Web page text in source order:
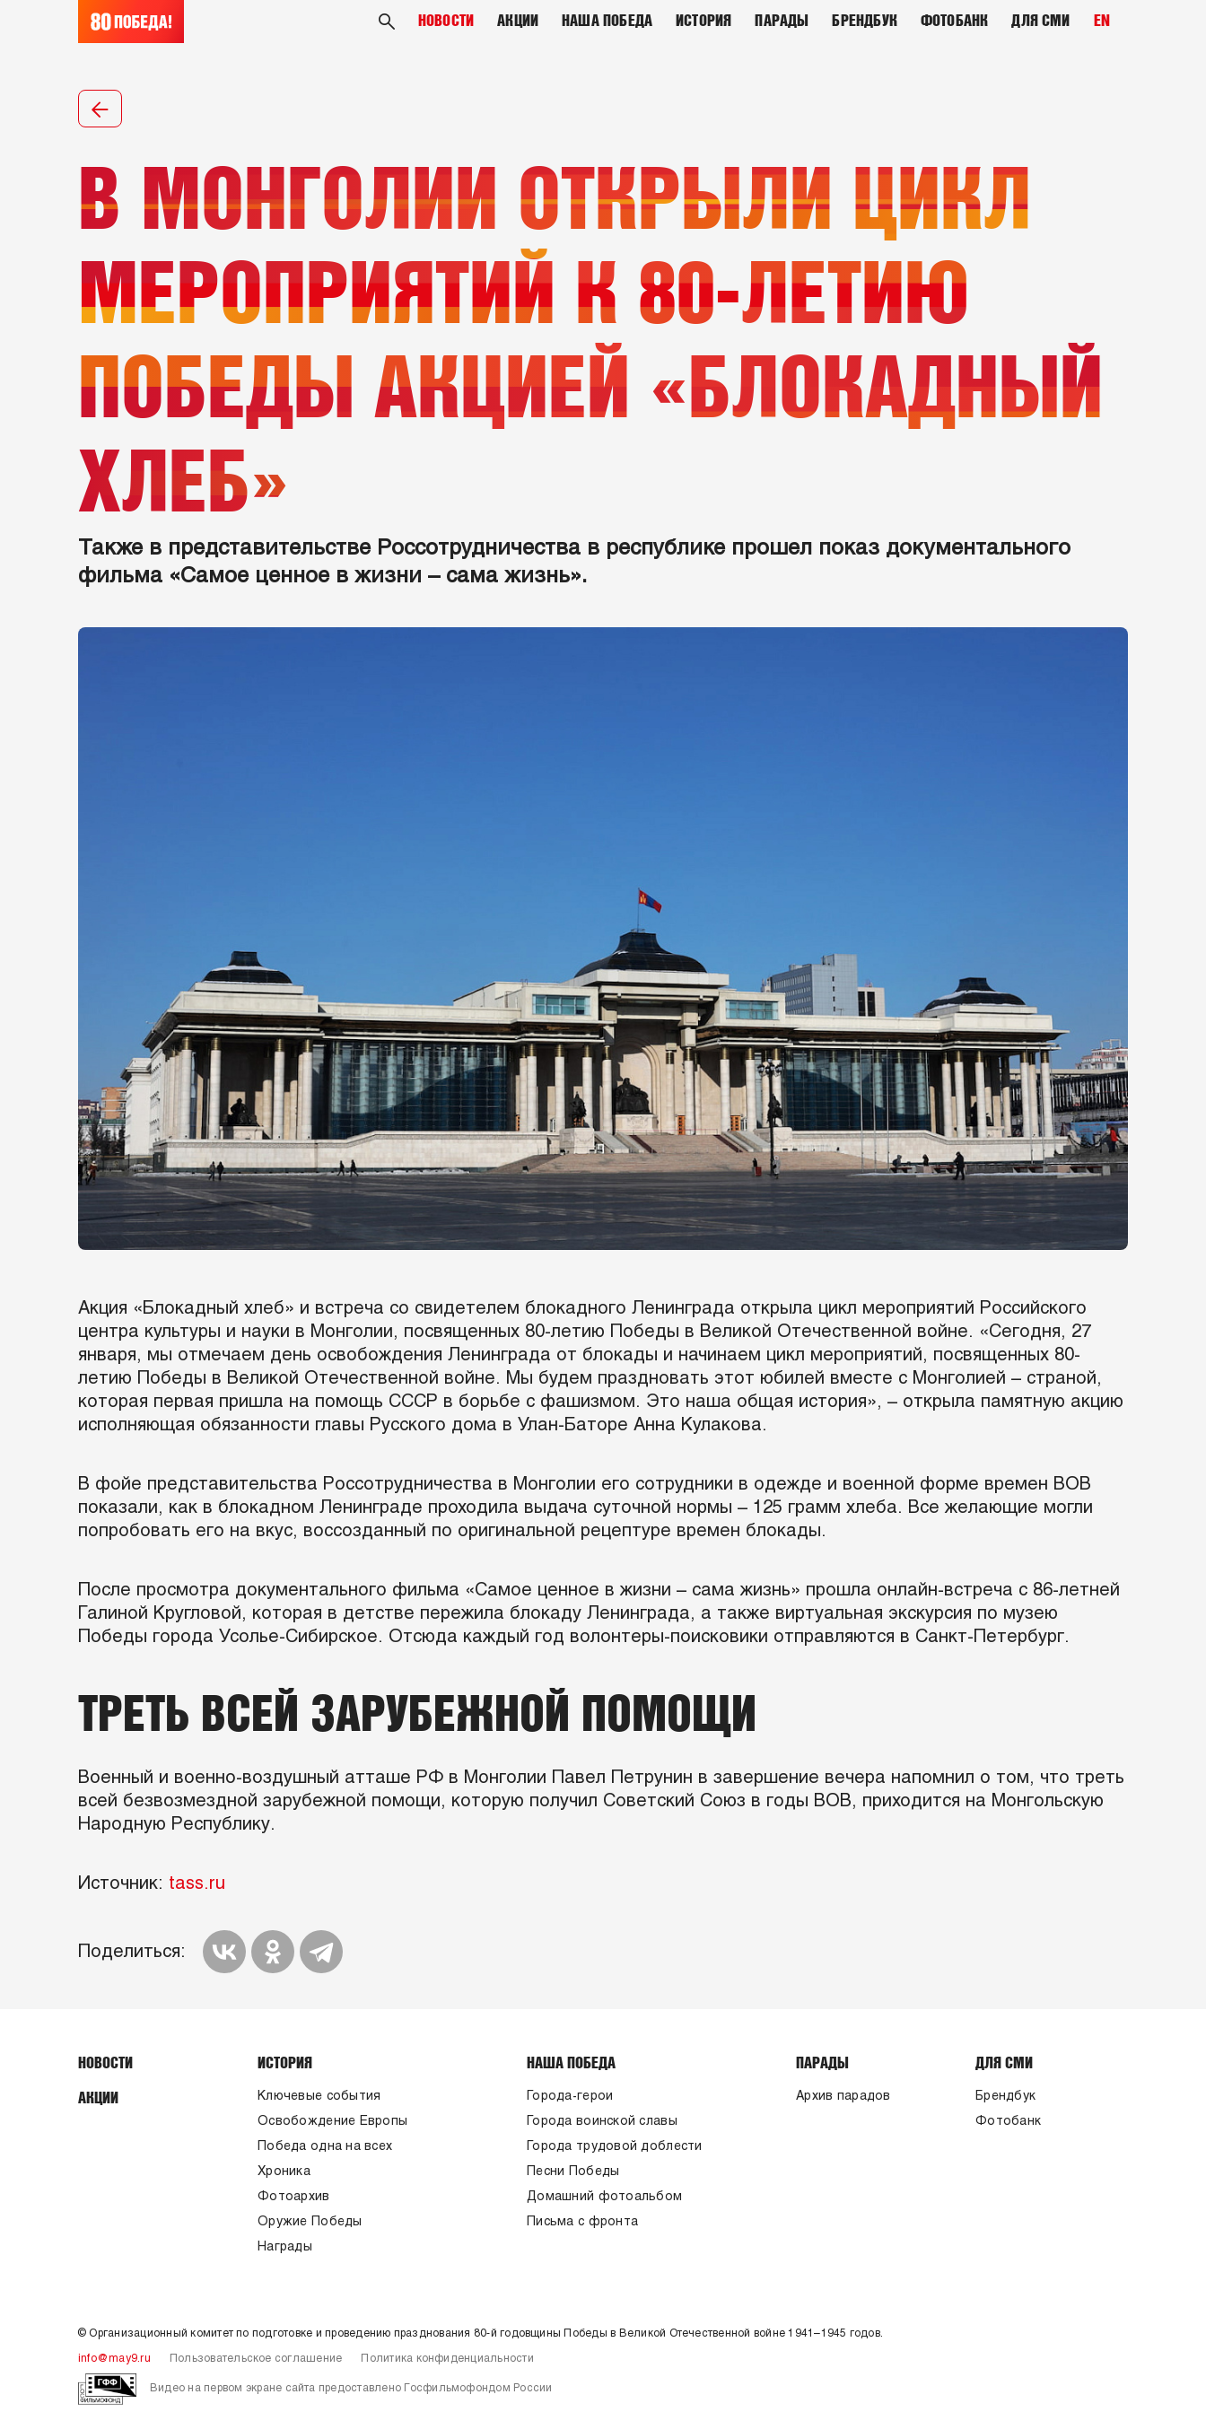
НОВОСТИ АКЦИИ НАША ПОБЕДА ИСТОРИЯ ПАРАДЫ БРЕНДБУК ФОТОБАНК ДЛЯ СМИ EN
В МОНГОЛИИ ОТКРЫЛИ ЦИКЛ
МЕРОПРИЯТИЙ К 80-ЛЕТИЮ
ПОБЕДЫ АКЦИЕЙ «БЛОКАДНЫЙ
ХЛЕБ»
Также в представительстве Россотрудничества в республике прошел показ документального
фильма «Самое ценное в жизни – сама жизнь».
Акция «Блокадный хлеб» и встреча со свидетелем блокадного Ленинграда открыла цикл мероприятий Российского
центра культуры и науки в Монголии, посвященных 80-летию Победы в Великой Отечественной войне. «Сегодня, 27
января, мы отмечаем день освобождения Ленинграда от блокады и начинаем цикл мероприятий, посвященных 80-
летию Победы в Великой Отечественной войне. Мы будем праздновать этот юбилей вместе с Монголией – страной,
которая первая пришла на помощь СССР в борьбе с фашизмом. Это наша общая история», – открыла памятную акцию
исполняющая обязанности главы Русского дома в Улан-Баторе Анна Кулакова.
В фойе представительства Россотрудничества в Монголии его сотрудники в одежде и военной форме времен ВОВ
показали, как в блокадном Ленинграде проходила выдача суточной нормы – 125 грамм хлеба. Все желающие могли
попробовать его на вкус, воссозданный по оригинальной рецептуре времен блокады.
После просмотра документального фильма «Самое ценное в жизни – сама жизнь» прошла онлайн-встреча с 86-летней
Галиной Кругловой, которая в детстве пережила блокаду Ленинграда, а также виртуальная экскурсия по музею
Победы города Усолье-Сибирское. Отсюда каждый год волонтеры-поисковики отправляются в Санкт-Петербург.
ТРЕТЬ ВСЕЙ ЗАРУБЕЖНОЙ ПОМОЩИ
Военный и военно-воздушный атташе РФ в Монголии Павел Петрунин в завершение вечера напомнил о том, что треть
всей безвозмездной зарубежной помощи, которую получил Советский Союз в годы ВОВ, приходится на Монгольскую
Народную Республику.
Источник: tass.ru
Поделиться:
НОВОСТИ
АКЦИИ
ИСТОРИЯ
Ключевые события
Освобождение Европы
Победа одна на всех
Хроника
Фотоархив
Оружие Победы
Награды
НАША ПОБЕДА
Города-герои
Города воинской славы
Города трудовой доблести
Песни Победы
Домашний фотоальбом
Письма с фронта
ПАРАДЫ
Архив парадов
ДЛЯ СМИ
Брендбук
Фотобанк
© Организационный комитет по подготовке и проведению празднования 80-й годовщины Победы в Великой Отечественной войне 1941–1945 годов.
info@may9.ru Пользовательское соглашение Политика конфиденциальности
Видео на первом экране сайта предоставлено Госфильмофондом России